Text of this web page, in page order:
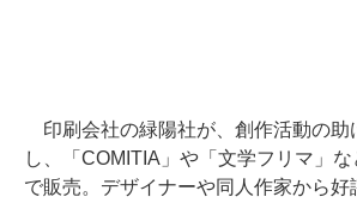
印刷会社の緑陽社が、創作活動の助
し、「COMITIA」や「文学フリマ」
で販売。デザイナーや同人作家から